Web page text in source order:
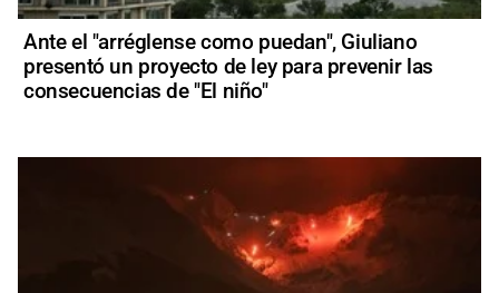
Ante el "arréglense como puedan", Giuliano
presentó un proyecto de ley para prevenir las
consecuencias de "El niño"